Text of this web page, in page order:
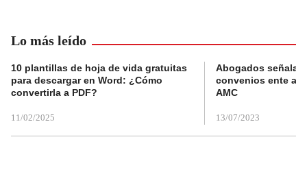
Lo más leído
10 plantillas de hoja de vida gratuitas
para descargar en Word: ¿Cómo
convertirla a PDF?
11/02/2025
Abogados
convenios ente
AMC
13/07/2023